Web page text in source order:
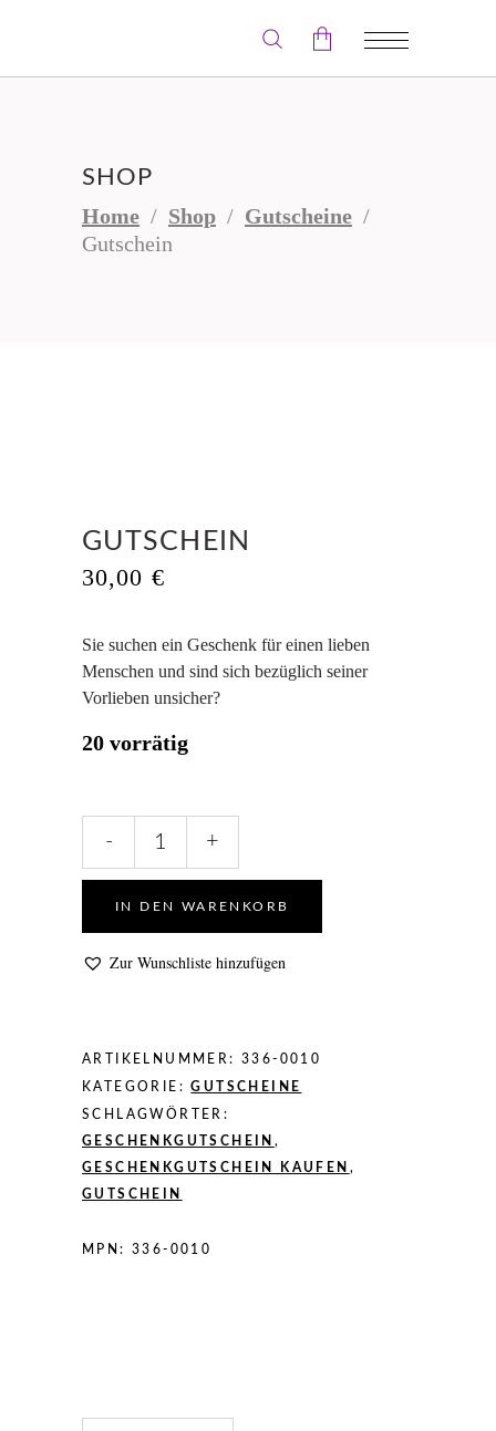
SHOP
Home / Shop / Gutscheine /
Gutschein
GUTSCHEIN
30,00 €
Sie suchen ein Geschenk für einen lieben
Menschen und sind sich bezüglich seiner
Vorlieben unsicher?
20 vorrätig
- +
IN DEN WARENKORB
Zur Wunschliste hinzufügen
ARTIKELNUMMER: 336-0010
KATEGORIE:GUTSCHEINE
SCHLAGWÖRTER:
GESCHENKGUTSCHEIN ,
GESCHENKGUTSCHEIN KAUFEN ,
GUTSCHEIN
MPN: 336-0010